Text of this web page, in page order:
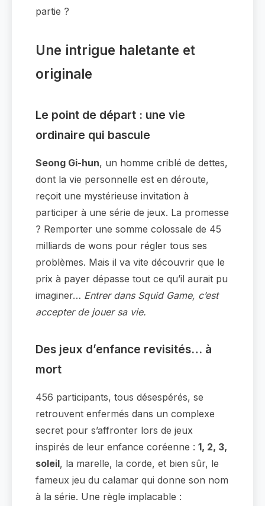
partie ?
Une intrigue haletante et
originale
Le point de départ : une vie
ordinaire qui bascule
Seong Gi-hun, un homme criblé de dettes,
dont la vie personnelle est en déroute,
reçoit une mystérieuse invitation à
participer à une série de jeux. La promesse
? Remporter une somme colossale de 45
milliards de wons pour régler tous ses
problèmes. Mais il va vite découvrir que le
prix à payer dépasse tout ce qu’il aurait pu
imaginer… Entrer dans Squid Game, c’est
accepter de jouer sa vie.
Des jeux d’enfance revisités… à
mort
456 participants, tous désespérés, se
retrouvent enfermés dans un complexe
secret pour s’affronter lors de jeux
inspirés de leur enfance coréenne : 1, 2, 3,
soleil, la marelle, la corde, et bien sûr, le
fameux jeu du calamar qui donne son nom
à la série. Une règle implacable :